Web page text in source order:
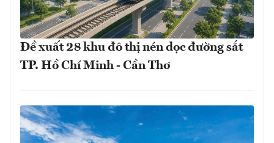
Đề xuất 28 khu đô thị nén dọc đường sắt
TP. Hồ Chí Minh - Cần Thơ